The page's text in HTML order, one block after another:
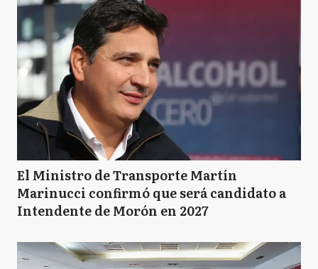
El Ministro de Transporte Martín
Marinucci confirmó que será candidato a
Intendente de Morón en 2027